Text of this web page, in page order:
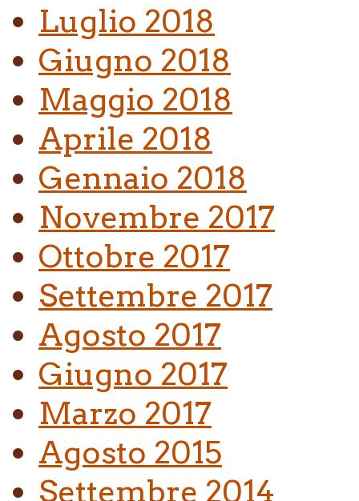
Luglio 2018
Giugno 2018
Maggio 2018
Aprile 2018
Gennaio 2018
Novembre 2017
Ottobre 2017
Settembre 2017
Agosto 2017
Giugno 2017
Marzo 2017
Agosto 2015
Settembre 2014